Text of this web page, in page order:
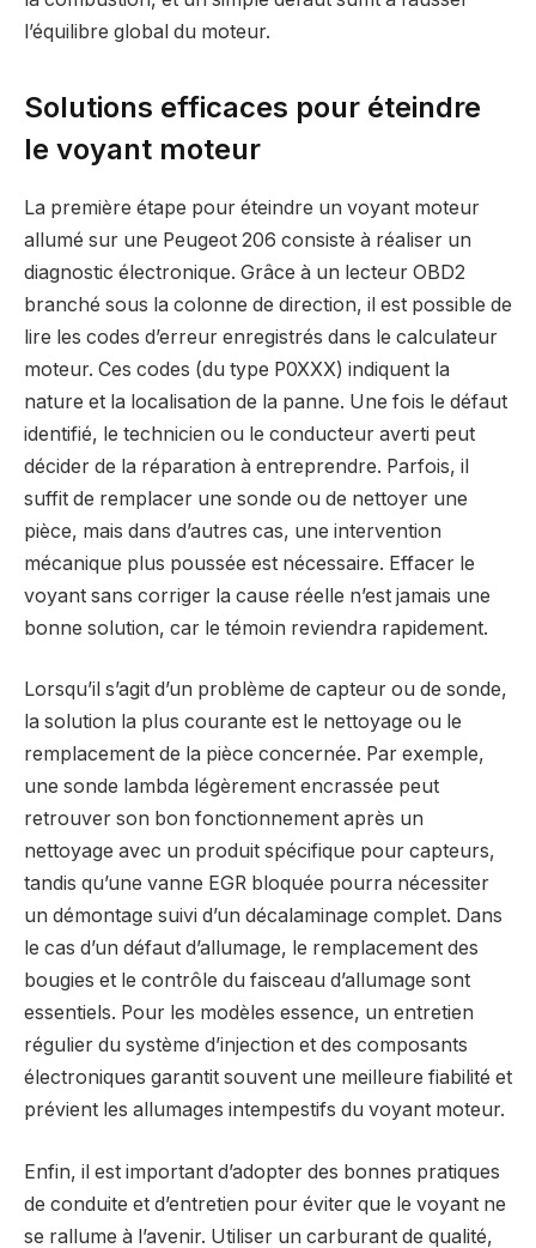
l’équilibre global du moteur.
Solutions efficaces pour éteindre
le voyant moteur
La première étape pour éteindre un voyant moteur
allumé sur une Peugeot 206 consiste à réaliser un
diagnostic électronique. Grâce à un lecteur OBD2
branché sous la colonne de direction, il est possible de
lire les codes d’erreur enregistrés dans le calculateur
moteur. Ces codes (du type P0XXX) indiquent la
nature et la localisation de la panne. Une fois le défaut
identifié, le technicien ou le conducteur averti peut
décider de la réparation à entreprendre. Parfois, il
suffit de remplacer une sonde ou de nettoyer une
pièce, mais dans d’autres cas, une intervention
mécanique plus poussée est nécessaire. Effacer le
voyant sans corriger la cause réelle n’est jamais une
bonne solution, car le témoin reviendra rapidement.
Lorsqu’il s’agit d’un problème de capteur ou de sonde,
la solution la plus courante est le nettoyage ou le
remplacement de la pièce concernée. Par exemple,
une sonde lambda légèrement encrassée peut
retrouver son bon fonctionnement après un
nettoyage avec un produit spécifique pour capteurs,
tandis qu’une vanne EGR bloquée pourra nécessiter
un démontage suivi d’un décalaminage complet. Dans
le cas d’un défaut d’allumage, le remplacement des
bougies et le contrôle du faisceau d’allumage sont
essentiels. Pour les modèles essence, un entretien
régulier du système d’injection et des composants
électroniques garantit souvent une meilleure fiabilité et
prévient les allumages intempestifs du voyant moteur.
Enfin, il est important d’adopter des bonnes pratiques
de conduite et d’entretien pour éviter que le voyant ne
se rallume à l’avenir. Utiliser un carburant de qualité,